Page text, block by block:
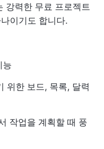
강력한 무료 프로젝트
이기도 합니다.
능
위한 보드, 목록, 달력
작업을 계획할 때 풍